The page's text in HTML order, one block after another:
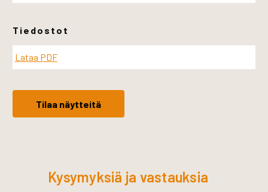
Tiedostot
Lataa PDF
Tilaa näytteitä
Kysymyksiä ja vastauksia